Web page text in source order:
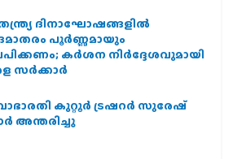
ദിനാഘോഷങ്ങളിൽ
പൂർണ്ണമായും
കർശന നിർദ്ദേശവുമായി
സർക്കാർ
കുറ്റൂർ ട്രഷറർ സുരേഷ്
അന്തരിച്ചു